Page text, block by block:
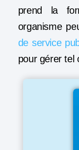
prend la
organisme
de service
pour gérer tel